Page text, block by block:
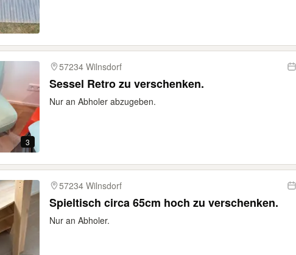
3
57234 Wilnsdorf
Sessel Retro zu verschenken.
Nur an Abholer abzugeben.
57234 Wilnsdorf
Spieltisch circa 65cm hoch zu verschenken.
Nur an Abholer.